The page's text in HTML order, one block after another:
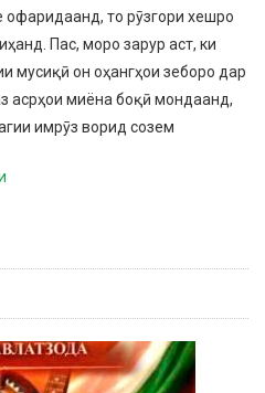
офаридаанд, то рӯзгори хешро
Пас, моро зарур аст, ки
мусиқӣ он оҳангҳои зеборо дар
асрҳои миёна боқӣ мондаанд,
имрӯз ворид созем